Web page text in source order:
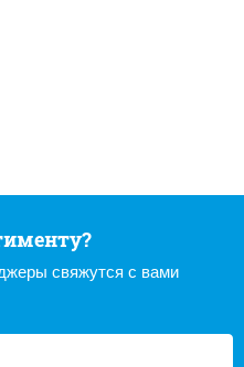
свяжутся с вами